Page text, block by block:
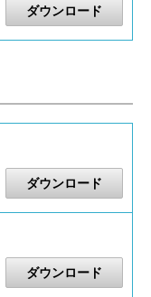
ダウンロード
ダウンロード
ダウンロード